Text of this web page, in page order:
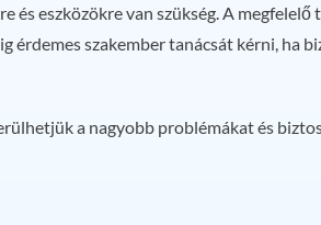
eszközökre van szükség. A megfelelő
érdemes szakember tanácsát kérni, ha
a nagyobb problémákat és